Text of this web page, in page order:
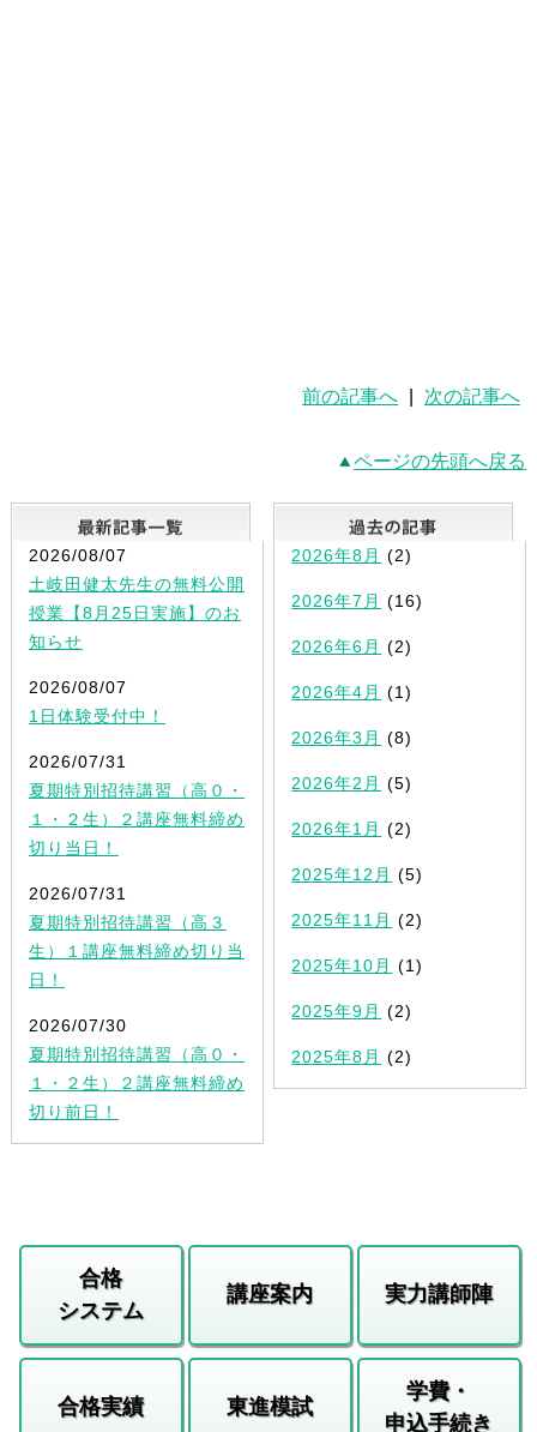
前の記事へ 次の記事へ
ページの先頭へ戻る
最新記事一覧
2026/08/07
土岐田健太先生の無料公開
授業【8月25日実施】のお
知らせ
2026/08/07
1日体験受付中！
2026/07/31
夏期特別招待講習（高０・
１・２生）２講座無料締め
切り当日！
2026/07/31
夏期特別招待講習（高３
生）１講座無料締め切り当
日！
2026/07/30
夏期特別招待講習（高０・
１・２生）２講座無料締め
切り前日！
2026年8月 (2)
2026年7月 (16)
2026年6月 (2)
2026年4月 (1)
2026年3月 (8)
2026年2月 (5)
2026年1月 (2)
2025年12月 (5)
2025年11月 (2)
2025年10月 (1)
2025年9月 (2)
2025年8月 (2)
合格
システム
講座案内 実力講師陣
合格実績 東進模試
学費・
申込手続き